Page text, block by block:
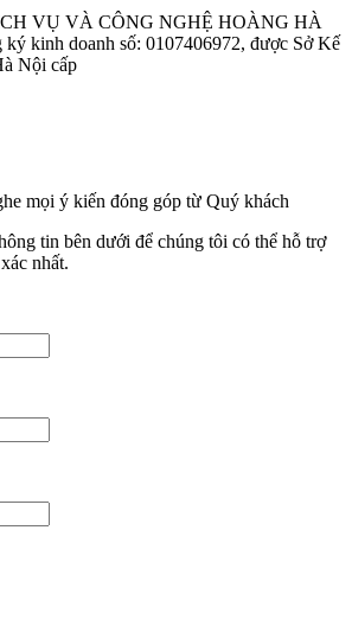
VỤ VÀ CÔNG NGHỆ HOÀNG HÀ
ký kinh doanh số: 0107406972, được Sở Kế
Nội cấp
mọi ý kiến đóng góp từ Quý khách
tin bên dưới để chúng tôi có thể hỗ trợ
nhất.